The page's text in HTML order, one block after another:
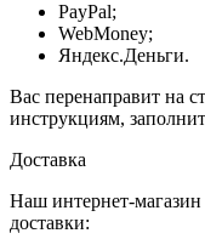
PayPal;
WebMoney;
Яндекс.Деньги.
Вас перенаправит на
инструкциям,
Доставка
Наш интернет-магазин
доставки: